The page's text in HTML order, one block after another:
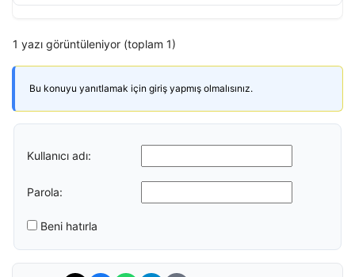
1 yazı görüntüleniyor (toplam 1)
Bu konuyu yanıtlamak için giriş yapmış olmalısınız.
Kullanıcı adı:
Parola:
Beni hatırla